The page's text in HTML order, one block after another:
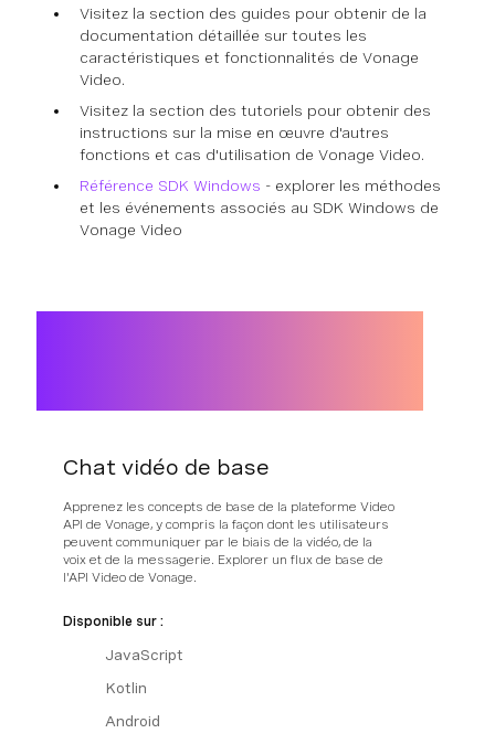
Visitez la section des guides pour obtenir de la
documentation détaillée sur toutes les
caractéristiques et fonctionnalités de Vonage
Video.
Visitez la section des tutoriels pour obtenir des
instructions sur la mise en œuvre d'autres
fonctions et cas d'utilisation de Vonage Video.
Référence SDK Windows - explorer les méthodes
et les événements associés au SDK Windows de
Vonage Video
Chat vidéo de base
Apprenez les concepts de base de la plateforme Video
API de Vonage, y compris la façon dont les utilisateurs
peuvent communiquer par le biais de la vidéo, de la
voix et de la messagerie. Explorer un flux de base de
l'API Video de Vonage.
Disponible sur :
JavaScript
Kotlin
Android